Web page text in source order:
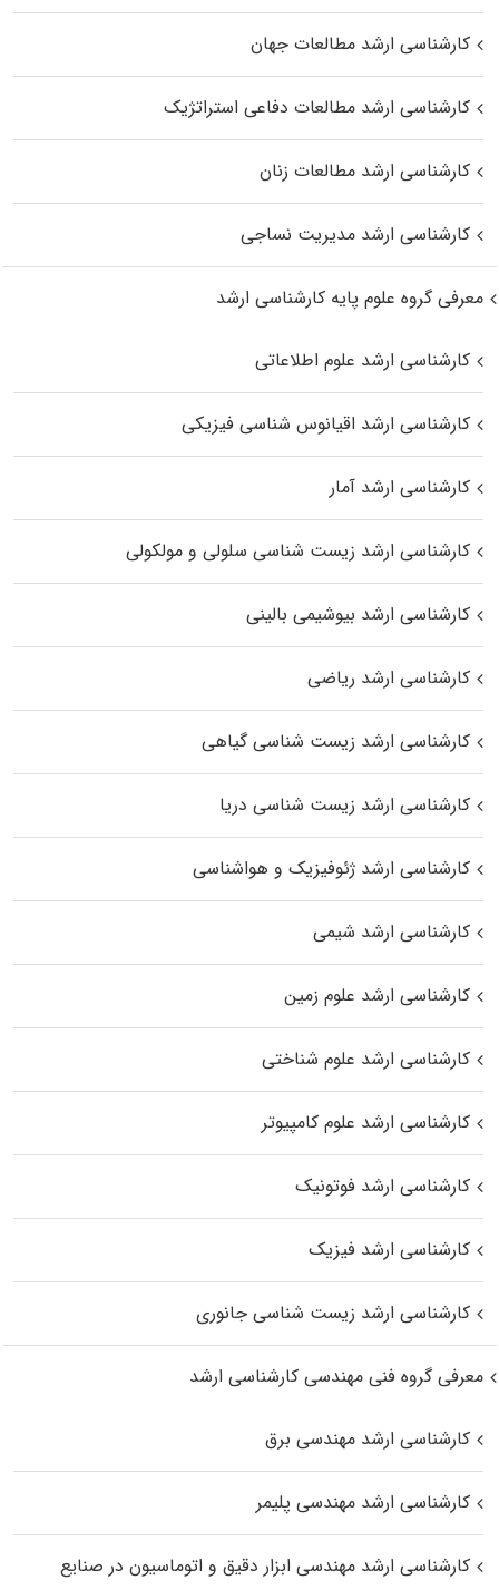
کارشناسی ارشد مطالعات جهان
کارشناسی ارشد مطالعات دفاعی استراتژیک
کارشناسی ارشد مطالعات زنان
کارشناسی ارشد مدیریت نساجی
معرفی گروه علوم پایه کارشناسی ارشد
کارشناسی ارشد علوم اطلاعاتی
کارشناسی ارشد اقیانوس‌ شناسی فیزیکی
کارشناسی ارشد آمار
کارشناسی ارشد زیست شناسی سلولی و مولکولی
کارشناسی ارشد بیوشیمی بالینی
کارشناسی ارشد ریاضی
کارشناسی ارشد زیست‌ شناسی گیاهی
کارشناسی ارشد زیست‌ شناسی دریا
کارشناسی ارشد ژئوفیزیک و هواشناسی
کارشناسی ارشد شیمی
کارشناسی ارشد علوم زمین
کارشناسی ارشد علوم شناختی
کارشناسی ارشد علوم کامپیوتر
کارشناسی ارشد فوتونیک
کارشناسی ارشد فیزیک
کارشناسی ارشد زیست‌ شناسی جانوری
معرفی گروه فنی مهندسی کارشناسی ارشد
کارشناسی ارشد مهندسی برق
کارشناسی ارشد مهندسی پلیمر
کارشناسی ارشد مهندسی ابزار دقیق و اتوماسیون در صنایع